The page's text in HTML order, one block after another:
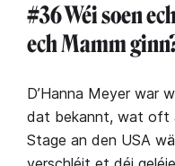
#36 Wéi soen
ech Mamm
D’Hanna Meyer war
dat bekannt, wat oft
Stage an den USA